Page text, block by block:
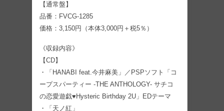
【通常盤】
品番：FVCG-1285
価格：3,150円（本体3,000円＋税5％）
《収録内容》
【CD】
・「HANABI feat.今井麻美」／PSPソフト「コ
ープスパーティー -THE ANTHOLOGY- サチコ
の恋愛遊戯♥Hysteric Birthday 2U」EDテーマ
・「天ノ紅」